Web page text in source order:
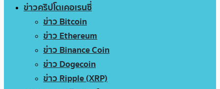
ข่าวคริปโตเคอเรนซี่
ข่าว Bitcoin
ข่าว Ethereum
ข่าว Binance Coin
ข่าว Dogecoin
ข่าว Ripple (XRP)